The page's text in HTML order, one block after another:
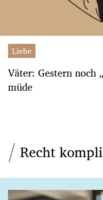
Liebe
Väter: Gestern noch
müde
Recht